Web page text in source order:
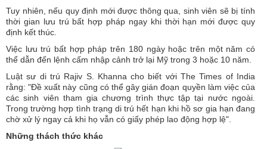
Tuy nhiên, nếu quy định mới được thông qua, sinh viên sẽ bị tính
thời gian lưu trú bất hợp pháp ngay khi thời hạn mới được quy
định kết thúc.
Việc lưu trú bất hợp pháp trên 180 ngày hoặc trên một năm có
thể dẫn đến lệnh cấm nhập cảnh trở lại Mỹ trong 3 hoặc 10 năm.
Luật sư di trú Rajiv S. Khanna cho biết với The Times of India
rằng: "Đề xuất này cũng có thể gây gián đoạn quyền làm việc của
các sinh viên tham gia chương trình thực tập tại nước ngoài.
Trong trường hợp tình trạng di trú hết hạn khi hồ sơ gia hạn đang
chờ xử lý ngay cả khi họ vẫn có giấy phép lao động hợp lệ".
Những thách thức khác